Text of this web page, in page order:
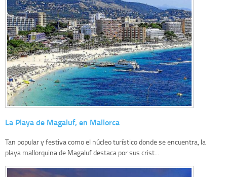
La Playa de Magaluf, en Mallorca
Tan popular y festiva como el núcleo turístico donde se encuentra, la
playa mallorquina de Magaluf destaca por sus crist...